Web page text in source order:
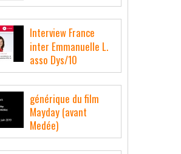
Interview France
inter Emmanuelle L.
asso Dys/10
générique du film
Mayday (avant
Medée)